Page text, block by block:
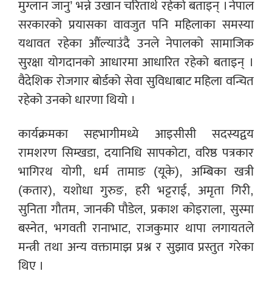
मुग्लान जानु’ भन्ने उखान चरितार्थ रहेको बताइन् । नेपाल
सरकारको प्रयासका वावजुत पनि महिलाका समस्या
यथावत रहेका औंल्याउंदै उनले नेपालको सामाजिक
सुरक्षा योगदानको आधारमा आधारित रहेको बताइन् ।
वैदेशिक रोजगार बोर्डको सेवा सुविधाबाट महिला वन्चित
रहेको उनको धारणा थियो ।
कार्यक्रमका सहभागीमध्ये आइसीसी सदस्यद्वय
रामशरण सिम्खडा, दयानिधि सापकोटा, वरिष्ठ पत्रकार
भागिरथ योगी, धर्म तामाङ (यूके), अम्बिका खत्री
(कतार), यशोधा गुरुङ, हरी भट्टराई, अमृता गिरी,
सुनिता गौतम, जानकी पौडेल, प्रकाश कोइराला, सुस्मा
बस्नेत, भगवती रानाभाट, राजकुमार थापा लगायतले
मन्त्री तथा अन्य वक्तामाझ प्रश्न र सुझाव प्रस्तुत गरेका
थिए ।